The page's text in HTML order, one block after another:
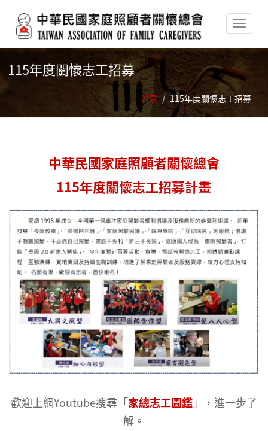
115年度關懷志工招募
首頁 / 115年度關懷志工招募
中華民國家庭照顧者關懷總會
115年度關懷志工招募計畫
歡迎上網Youtube搜尋「家總志工圖鑑」，進一步了
解。